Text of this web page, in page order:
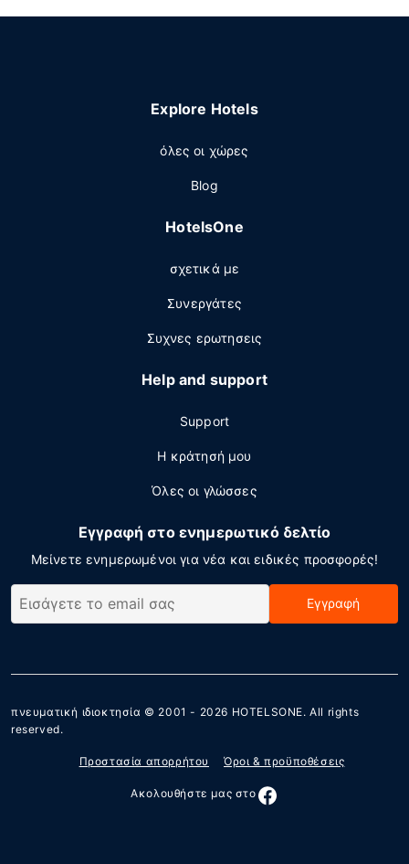
Explore Hotels
όλες οι χώρες
Blog
HotelsOne
σχετικά με
Συνεργάτες
Συχνες ερωτησεις
Help and support
Support
Η κράτησή μου
Όλες οι γλώσσες
Εγγραφή στο ενημερωτικό δελτίο
Μείνετε ενημερωμένοι για νέα και ειδικές προσφορές!
Εγγραφή
πνευματική ιδιοκτησία © 2001 - 2026 HOTELSONE. All rights
reserved.
Προστασία απορρήτου Όροι & προϋποθέσεις
Ακολουθήστε μας στο